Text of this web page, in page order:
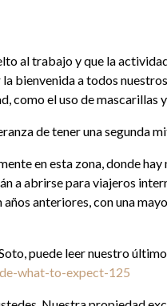
al trabajo y que la
bienvenida a todos
como el uso de mascarillas
de tener una segunda
en esta zona, donde
a abrirse para viajeros
anteriores, con una
puede leer nuestro
what-to-expect-125